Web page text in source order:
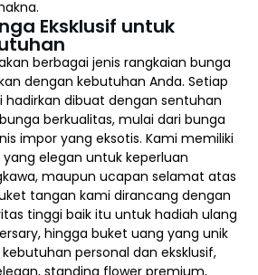
Eksklusif untuk
berbagai jenis rangkaian bunga
dengan kebutuhan Anda. Setiap
hadirkan dibuat dengan sentuhan
berkualitas, mulai dari bunga
impor yang eksotis. Kami memiliki
elegan untuk keperluan
maupun ucapan selamat atas
tangan kami dirancang dengan
tinggi baik itu untuk hadiah ulang
hingga buket uang yang unik
personal dan eksklusif,
standing flower premium,